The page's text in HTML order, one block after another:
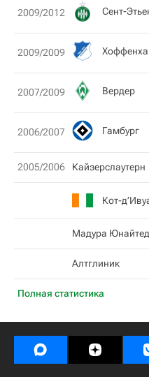
Полная статистика
2009/2012 Сент-
2009/2009
2007/2009 Вердер
2006/2007 Гамбург
2005/2006 Кайзерслаутерн
Кот-
Мадура Юнайтед
Алтглиник